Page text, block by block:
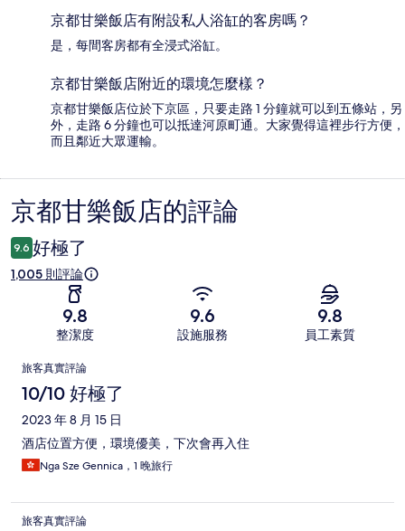
京都甘樂飯店有附設私人浴缸的客房嗎？
是，每間客房都有全浸式浴缸。
京都甘樂飯店附近的環境怎麼樣？
京都甘樂飯店位於下京區，只要走路 1 分鐘就可以到五條站，另
外，走路 6 分鐘也可以抵達河原町通。大家覺得這裡步行方便，
而且鄰近大眾運輸。
評
論
京都甘樂飯店的評論
9.6 好極了
1,005 則評論
9.8
整潔度
9.6
設施服務
9.8
員工素質
評
論
旅客真實評論
10/10 好極了
2023 年 8 月 15 日
酒店位置方便，環境優美，下次會再入住
Nga Sze Gennica，1 晚旅行
旅客真實評論